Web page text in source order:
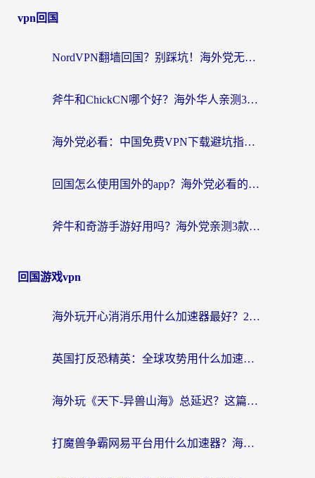
vpn回国
NordVPN翻墙回国？别踩坑！海外党无缝访问国内资源的真实指南
斧牛和ChickCN哪个好？海外华人亲测3款回国加速器+免费试用攻略
海外党必看：中国免费VPN下载避坑指南 + 无缝访问国内资源的终极方案
回国怎么使用国外的app？海外党必看的无缝访问国内资源全攻略
斧牛和奇游手游好用吗？海外党亲测3款回国加速器，选对才能无缝刷国内资源
回国游戏vpn
海外玩开心消消乐用什么加速器最好？2026真实体验指南，告别延迟卡顿
英国打反恐精英：全球攻势用什么加速器？2026年实测有效的国服游戏加速指南
海外玩《天下-异兽山海》总延迟？这篇延迟加速器指南帮你告别卡顿（附日本玩Sky光·遇最高警戒解决方案）
打魔兽争霸网易平台用什么加速器？海外党亲测有效的国服游戏加速指南